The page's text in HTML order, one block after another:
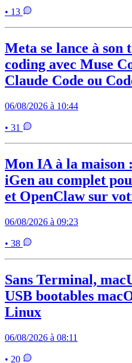
• 13
Meta se lance à son
coding avec Muse
Claude Code ou
06/08/2026 à 10:44
• 31
Mon IA à la maison
iGen au complet
et OpenClaw sur
06/08/2026 à 09:23
• 38
Sans Terminal,
USB bootables
Linux
06/08/2026 à 08:11
• 20